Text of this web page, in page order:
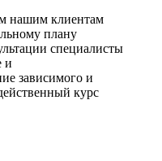
нашим клиентам
плану
специалисты
и
зависимого и
курс